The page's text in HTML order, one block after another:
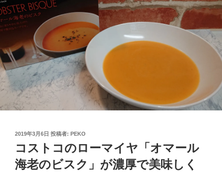
投
日:
2019年3月6日 投稿者: PEKO
コストコのローマイヤ「オマール
海老のビスク」が濃厚で美味しく